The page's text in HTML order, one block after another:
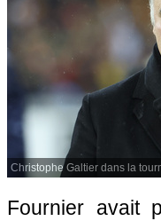
Christophe Galtier dans la
Fournier avait